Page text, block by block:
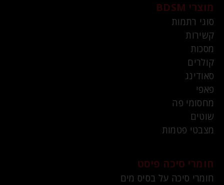
מוצרי BDSM
סוגי רתמות
קשירות
מסכות
קולרים
סאודינג
פאפי
מחסומי פה
שוטים
מצבטי פטמות
חומרי סיכה פיסט
חומרי סיכה על בסיס מים